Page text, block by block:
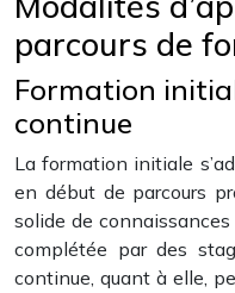
parcours de
Formation
continue
La formation initiale
en début de parcours
solide de
complétée par des
continue, quant à elle,